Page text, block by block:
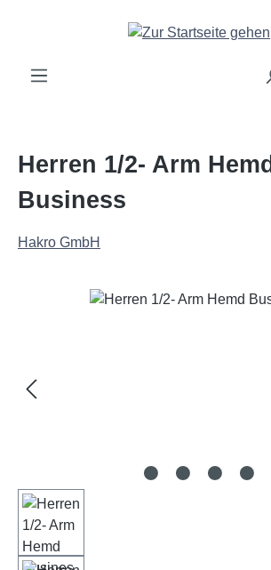
Zum Hauptinhalt springen
Herren 1/2- Arm Hemd
Business
Hakro GmbH
Bildergalerie überspringen